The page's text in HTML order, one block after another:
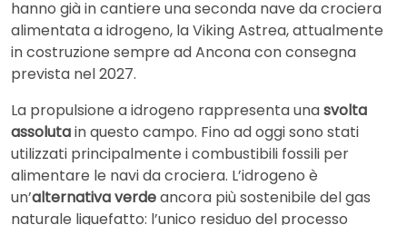
hanno già in cantiere una seconda nave da crociera
alimentata a idrogeno, la Viking Astrea, attualmente
in costruzione sempre ad Ancona con consegna
prevista nel 2027.
La propulsione a idrogeno rappresenta unasvolta
assolutain questo campo. Fino ad oggi sono stati
utilizzati principalmente i combustibili fossili per
alimentare le navi da crociera. L’idrogeno è
un’alternativa verdeancora più sostenibile del gas
naturale liquefatto: l’unico residuo del processo